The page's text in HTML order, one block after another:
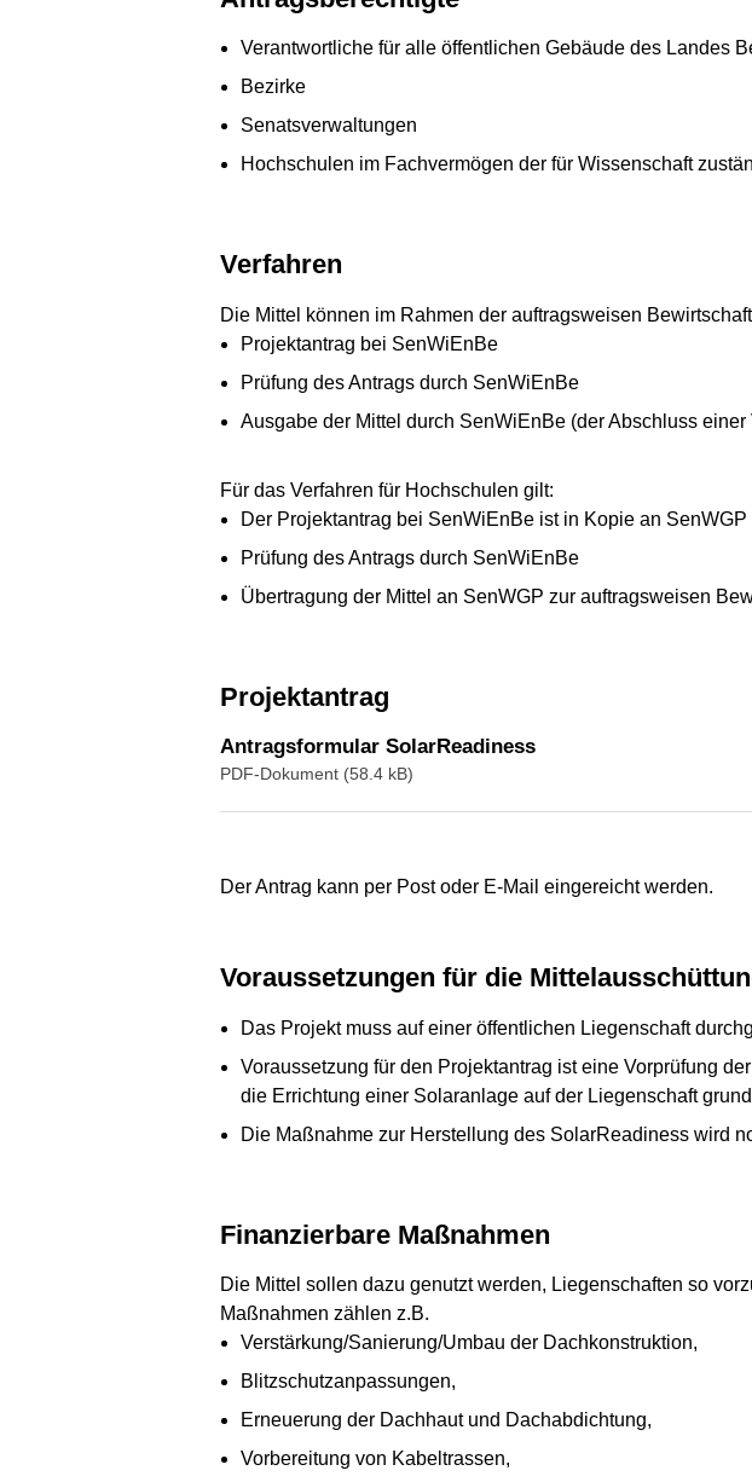
Verantwortliche für alle öffentlichen Gebäude des Landes
Bezirke
Senatsverwaltungen
Hochschulen im Fachvermögen der für Wissenschaft
Verfahren
Die Mittel können im Rahmen der auftragsweisen
Projektantrag bei SenWiEnBe
Prüfung des Antrags durch SenWiEnBe
Ausgabe der Mittel durch SenWiEnBe (der Abschluss
Für das Verfahren für Hochschulen gilt:
Der Projektantrag bei SenWiEnBe ist in Kopie an
Prüfung des Antrags durch SenWiEnBe
Übertragung der Mittel an SenWGP zur auftragsweisen
Projektantrag
Antragsformular SolarReadiness
PDF-Dokument (58.4 kB)
Der Antrag kann per Post oder E-Mail eingereicht werden.
Voraussetzungen für die
Das Projekt muss auf einer öffentlichen Liegenschaft
Voraussetzung für den Projektantrag ist eine Vorprüfung
die Errichtung einer Solaranlage auf der Liegenschaft
Die Maßnahme zur Herstellung des SolarReadiness wird
Finanzierbare Maßnahmen
Die Mittel sollen dazu genutzt werden, Liegenschaften so
Maßnahmen zählen z.B.
Verstärkung/Sanierung/Umbau der Dachkonstruktion,
Blitzschutzanpassungen,
Erneuerung der Dachhaut und Dachabdichtung,
Vorbereitung von Kabeltrassen,